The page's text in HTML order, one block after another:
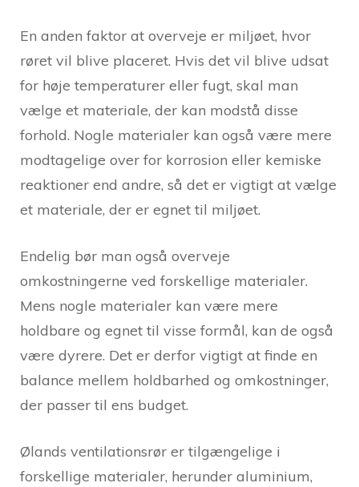
En anden faktor at overveje er miljøet, hvor
røret vil blive placeret. Hvis det vil blive udsat
for høje temperaturer eller fugt, skal man
vælge et materiale, der kan modstå disse
forhold. Nogle materialer kan også være mere
modtagelige over for korrosion eller kemiske
reaktioner end andre, så det er vigtigt at vælge
et materiale, der er egnet til miljøet.
Endelig bør man også overveje
omkostningerne ved forskellige materialer.
Mens nogle materialer kan være mere
holdbare og egnet til visse formål, kan de også
være dyrere. Det er derfor vigtigt at finde en
balance mellem holdbarhed og omkostninger,
der passer til ens budget.
Ølands ventilationsrør er tilgængelige i
forskellige materialer, herunder aluminium,